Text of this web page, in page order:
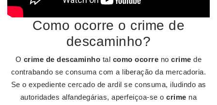
Como ocorre o crime de
descaminho?
O crime de descaminho tal como ocorre nocrime de
contrabando se consuma com a liberação da mercadoria.
Se o expediente cercado de ardil se consuma, iludindo as
autoridades alfandegárias, aperfeiçoa-se ocrime na